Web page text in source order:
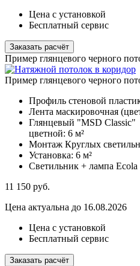
Цена с установкой
Бесплатный сервис
Заказать расчёт
Пример глянцевого черного
Пример глянцевого черного
Профиль стеновой
Лента маскировочная
Глянцевый "MSD Classic"
цветной: 6 м²
Монтаж Круглых
Установка: 6 м²
Светильник + лампа
11 150 руб.
Цена актуальна до 16.08.2026
Цена с установкой
Бесплатный сервис
Заказать расчёт